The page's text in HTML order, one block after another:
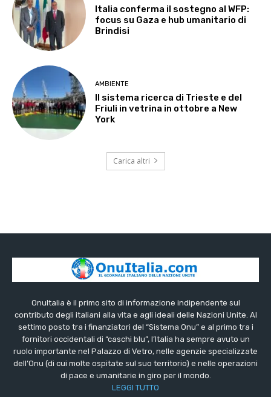
Italia conferma il sostegno al WFP:
focus su Gaza e hub umanitario di
Brindisi
AMBIENTE
Il sistema ricerca di Trieste e del
Friuli in vetrina in ottobre a New
York
Carica altri
OnuItalia è il primo sito di informazione indipendente sul
contributo degli italiani alla vita e agli ideali delle Nazioni Unite. Al
settimo posto tra i finanziatori del “Sistema Onu” e al primo tra i
fornitori occidentali di “caschi blu”, l’Italia ha sempre avuto un
ruolo importante nel Palazzo di Vetro, nelle agenzie specializzate
dell’Onu (di cui molte ospitate sul suo territorio) e nelle operazioni
di pace e umanitarie in giro per il mondo.
LEGGI TUTTO